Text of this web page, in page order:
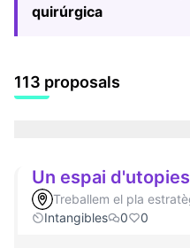
quirúrgica
113 proposals
Un espai d'utopies
Treballem el pla
Intangibles
0 0